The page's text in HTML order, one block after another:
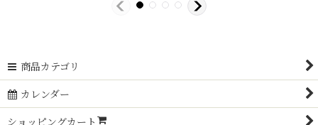
商品カテゴリ
カレンダー
ショッピングカート